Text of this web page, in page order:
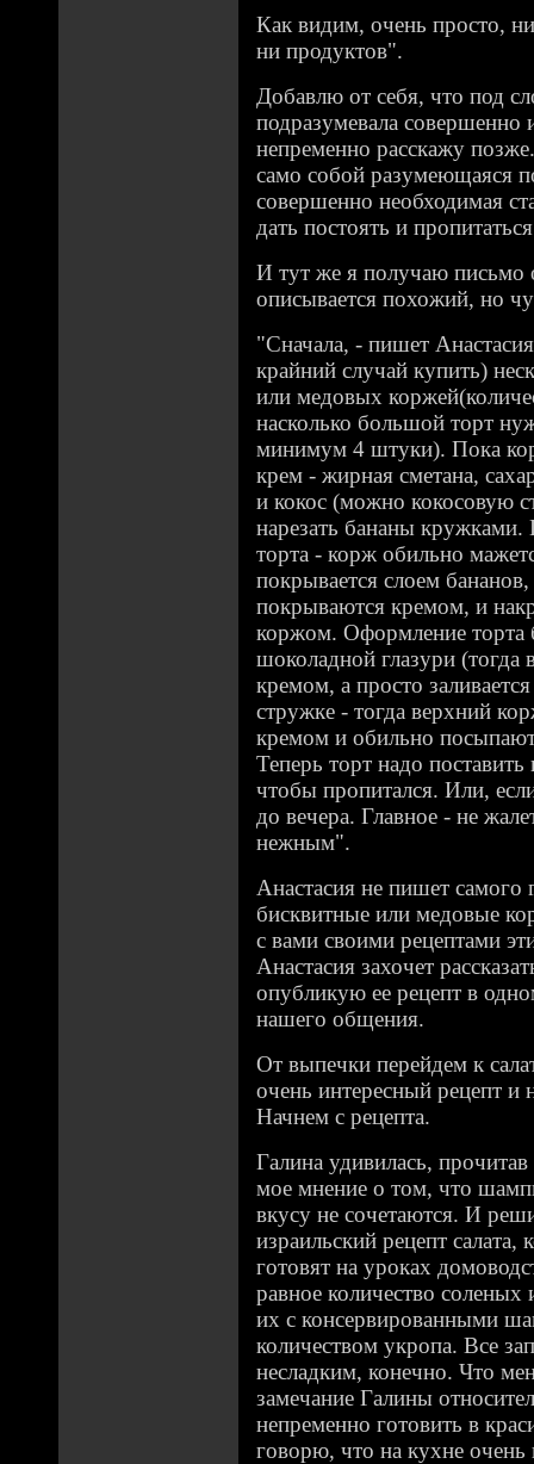
Как видим, очень просто,
ни продуктов".
Добавлю от себя, что под
подразумевала
непременно расскажу
само собой разумеющаяся
совершенно необходимая
дать постоять и
И тут же я получаю письмо
описывается похожий, но
"Сначала, - пишет
крайний случай купить)
или медовых
насколько большой торт
минимум 4 штуки). Пока
крем - жирная сметана,
и кокос (можно кокосовую
нарезать бананы кружками.
торта - корж обильно
покрывается слоем
покрываются кремом, и
коржом. Оформление торта
шоколадной глазури (тогда
кремом, а просто
стружке - тогда верхний
кремом и обильно
Теперь торт надо
чтобы пропитался. Или,
до вечера. Главное - не
нежным".
Анастасия не пишет самого
бисквитные или медовые
с вами своими рецептами
Анастасия захочет
опубликую ее рецепт в
нашего общения.
От выпечки перейдем к
очень интересный рецепт и
Начнем с рецепта.
Галина удивилась,
мое мнение о том, что
вкусу не сочетаются. И
израильский рецепт салата,
готовят на уроках
равное количество
их с консервированными
количеством укропа. Все
несладким, конечно. Что
замечание Галины
непременно готовить в
говорю, что на кухне очень